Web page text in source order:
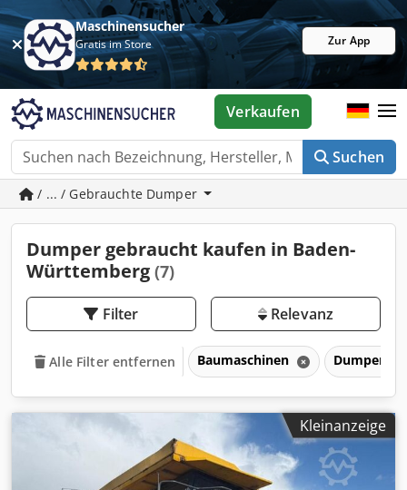
Maschinensucher
Gratis im Store Zur App
Suchen
Verkaufen
/ ... / Gebrauchte Dumper
Dumper gebraucht kaufen in Baden-
Württemberg (7)
Filter Relevanz
Alle Filter entfernen Baumaschinen Dumper
Kleinanzeige